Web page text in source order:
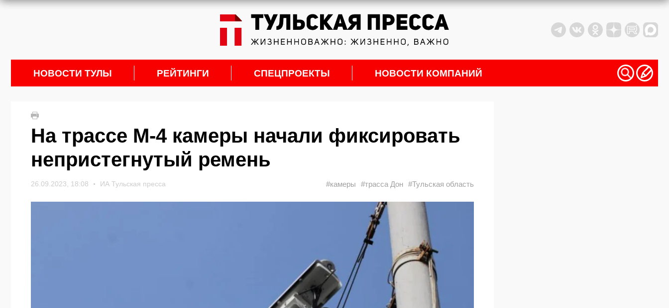
НОВОСТИ ТУЛЫ РЕЙТИНГИ СПЕЦПРОЕКТЫ НОВОСТИ КОМПАНИЙ
На трассе М-4 камеры начали фиксировать
непристегнутый ремень
26.09.2023, 18:08 ИА Тульская пресса #камеры #трасса Дон #Тульская область